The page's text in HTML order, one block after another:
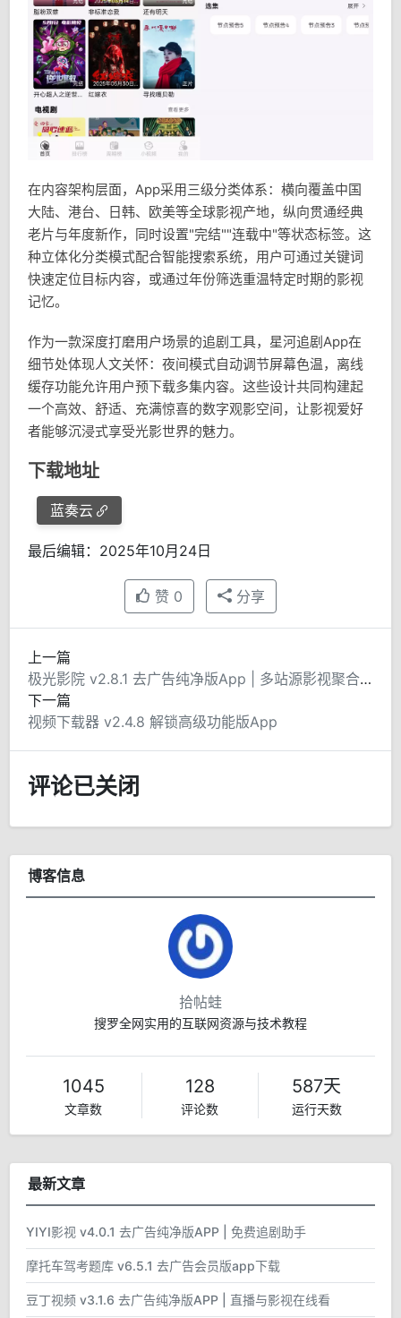
在内容架构层面，App采用三级分类体系：横向覆盖中国
大陆、港台、日韩、欧美等全球影视产地，纵向贯通经典
老片与年度新作，同时设置"完结""连载中"等状态标签。这
种立体化分类模式配合智能搜索系统，用户可通过关键词
快速定位目标内容，或通过年份筛选重温特定时期的影视
记忆。
作为一款深度打磨用户场景的追剧工具，星河追剧App在
细节处体现人文关怀：夜间模式自动调节屏幕色温，离线
缓存功能允许用户预下载多集内容。这些设计共同构建起
一个高效、舒适、充满惊喜的数字观影空间，让影视爱好
者能够沉浸式享受光影世界的魅力。
下载地址
蓝奏云
最后编辑：2025年10月24日
赞 0 分享
上一篇
极光影院 v2.8.1 去广告纯净版App | 多站源影视聚合软件
下一篇
视频下载器 v2.4.8 解锁高级功能版App
评论已关闭
博客信息
拾帖蛙
搜罗全网实用的互联网资源与技术教程
1045
文章数
128
评论数
587天
运行天数
最新文章
YIYI影视 v4.0.1 去广告纯净版APP | 免费追剧助手
摩托车驾考题库 v6.5.1 去广告会员版app下载
豆丁视频 v3.1.6 去广告纯净版APP | 直播与影视在线看